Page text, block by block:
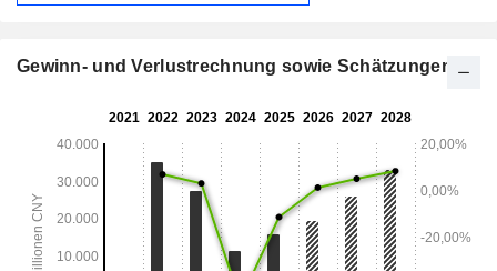
Gewinn- und Verlustrechnung sowie Schätzungen